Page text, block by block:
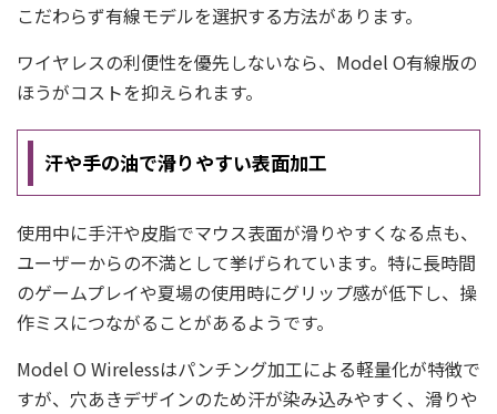
こだわらず有線モデルを選択する方法があります。
ワイヤレスの利便性を優先しないなら、Model O有線版の
ほうがコストを抑えられます。
汗や手の油で滑りやすい表面加工
使用中に手汗や皮脂でマウス表面が滑りやすくなる点も、
ユーザーからの不満として挙げられています。特に長時間
のゲームプレイや夏場の使用時にグリップ感が低下し、操
作ミスにつながることがあるようです。
Model O Wirelessはパンチング加工による軽量化が特徴で
すが、穴あきデザインのため汗が染み込みやすく、滑りや